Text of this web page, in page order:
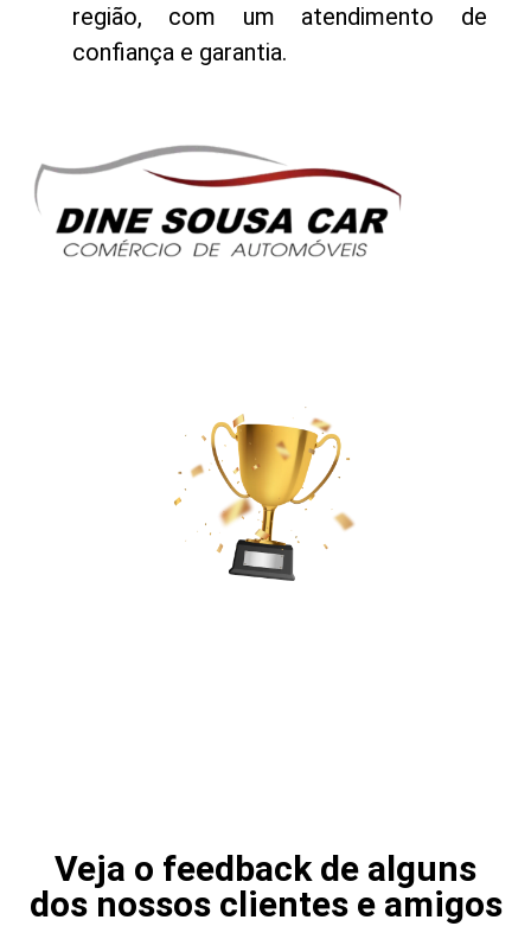
região, com um atendimento de
confiança e garantia.
Veja o feedback de alguns
dos nossos clientes e amigos